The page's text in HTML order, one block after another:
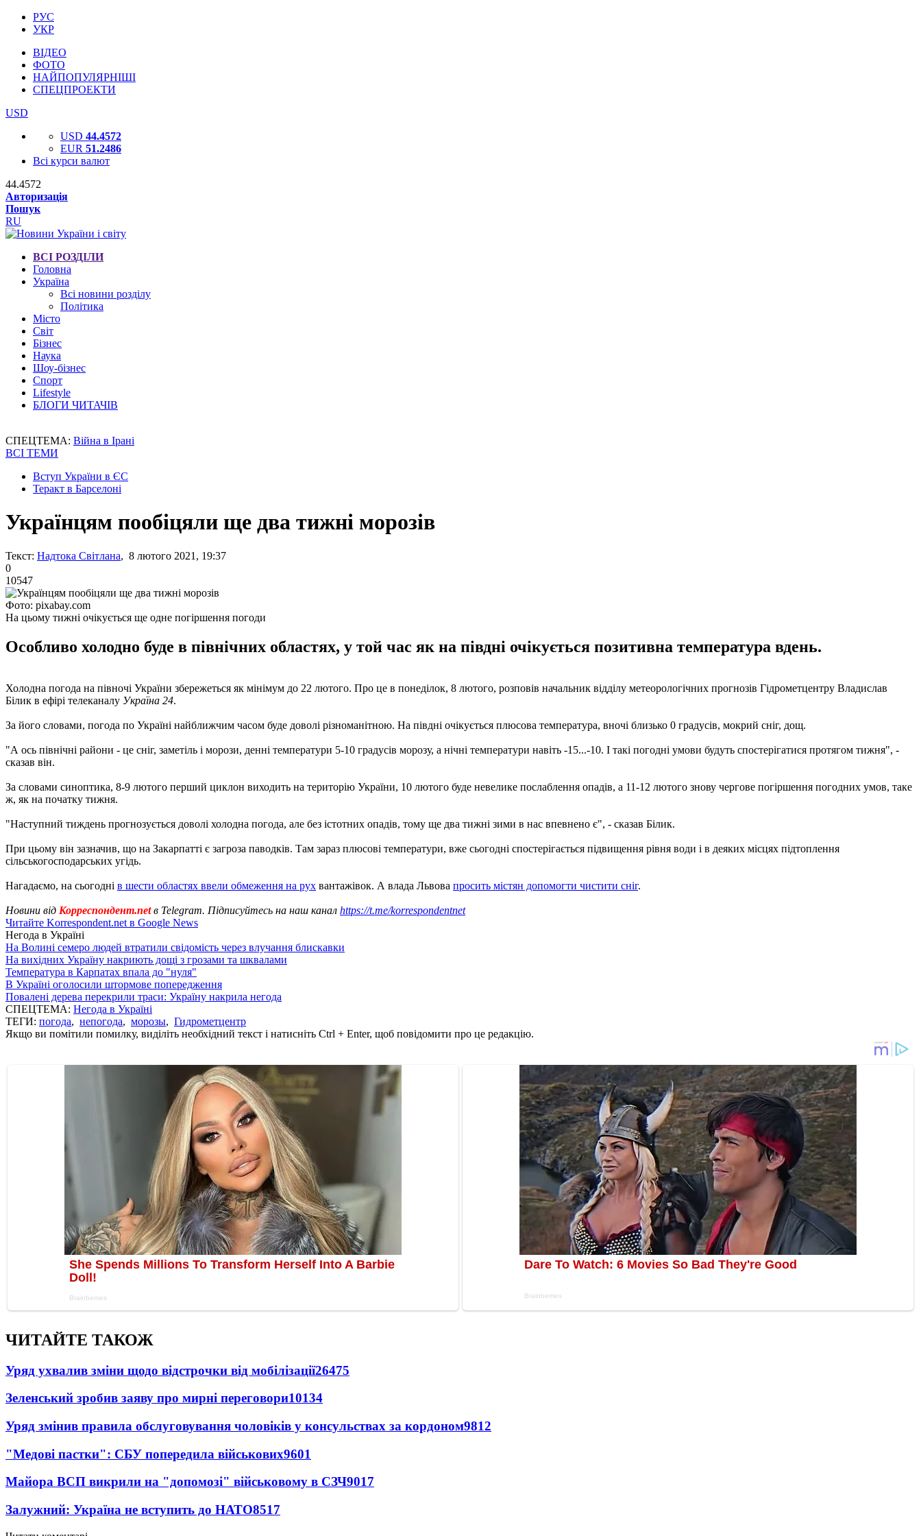
РУС
УКР
ВІДЕО
ФОТО
НАЙПОПУЛЯРНІШІ
СПЕЦПРОЕКТИ
USD
USD 44.4572
EUR 51.2486
Всі курси валют
44.4572
Авторизація
Пошук
RU
ВСІ РОЗДІЛИ
Головна
Україна
Всі новини розділу
Політика
Місто
Світ
Бізнес
Наука
Шоу-бізнес
Спорт
Lifestyle
БЛОГИ ЧИТАЧІВ
СПЕЦТЕМА: Війна в Ірані
ВСІ ТЕМИ
Вступ України в ЄС
Теракт в Барселоні
Українцям пообіцяли ще два тижні морозів
Текст: Надтока Світлана, 8 лютого 2021, 19:37
0
10547
Фото: pixabay.com
На цьому тижні очікується ще одне погіршення погоди
Особливо холодно буде в північних областях, у той час як на півдні очікується позитивна температура вдень.
Холодна погода на півночі України збережеться як мінімум до 22 лютого. Про це в понеділок, 8 лютого, розповів начальник відділу метеорологічних прогнозів Гідрометцентру Владислав
Білик в ефірі телеканалу Україна 24.
За його словами, погода по Україні найближчим часом буде доволі різноманітною. На півдні очікується плюсова температура, вночі близько 0 градусів, мокрий сніг, дощ.
"А ось північні райони - це сніг, заметіль і морози, денні температури 5-10 градусів морозу, а нічні температури навіть -15...-10. І такі погодні умови будуть спостерігатися протягом тижня", -
сказав він.
За словами синоптика, 8-9 лютого перший циклон виходить на територію України, 10 лютого буде невелике послаблення опадів, а 11-12 лютого знову чергове погіршення погодних умов, таке
ж, як на початку тижня.
"Наступний тиждень прогнозується доволі холодна погода, але без істотних опадів, тому ще два тижні зими в нас впевнено є", - сказав Білик.
При цьому він зазначив, що на Закарпатті є загроза паводків. Там зараз плюсові температури, вже сьогодні спостерігається підвищення рівня води і в деяких місцях підтоплення
сільськогосподарських угідь.
Нагадаємо, на сьогодні в шести областях ввели обмеження на рух вантажівок. А влада Львова просить містян допомогти чистити сніг.
Новини від Корреспондент.netв Telegram. Підписуйтесь на наш канал https://t.me/korrespondentnet
Читайте Korrespondent.net в Google News
Негода в Україні
На Волині семеро людей втратили свідомість через влучання блискавки
На вихідних Україну накриють дощі з грозами та шквалами
Температура в Карпатах впала до "нуля"
В Україні оголосили штормове попередження
Повалені дерева перекрили траси: Україну накрила негода
СПЕЦТЕМА: Негода в Україні
ТЕГИ: погода, непогода, морозы, Гидрометцентр
Якщо ви помітили помилку, виділіть необхідний текст і натисніть Ctrl + Enter, щоб повідомити про це редакцію.
ЧИТАЙТЕ ТАКОЖ
Уряд ухвалив зміни щодо відстрочки від мобілізації26475
Зеленський зробив заяву про мирні переговори10134
Уряд змінив правила обслуговування чоловіків у консульствах за кордоном9812
"Медові пастки": СБУ попередила військових9601
Майора ВСП викрили на "допомозі" військовому в СЗЧ9017
Залужний: Україна не вступить до НАТО8517